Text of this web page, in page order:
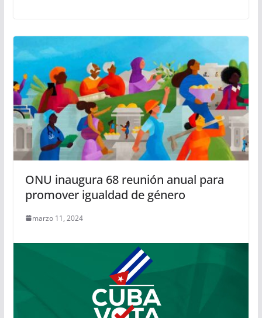
ONU inaugura 68 reunión anual para
promover igualdad de género
marzo 11, 2024